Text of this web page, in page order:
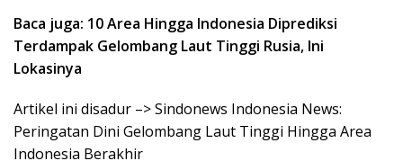
Baca juga: 10 Area Hingga Indonesia Diprediksi
Terdampak Gelombang Laut Tinggi Rusia, Ini
Lokasinya
Artikel ini disadur –> Sindonews Indonesia News:
Peringatan Dini Gelombang Laut Tinggi Hingga Area
Indonesia Berakhir